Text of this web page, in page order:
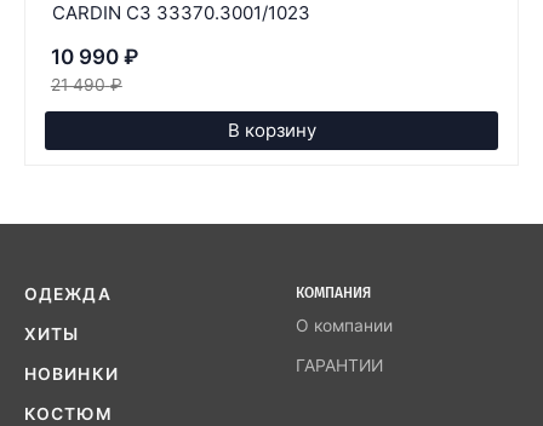
CARDIN C3 33370.3001/1023
10 990 ₽
21 490 ₽
В корзину
ОДЕЖДА
ХИТЫ
НОВИНКИ
КОСТЮМ
КОМПАНИЯ
О компании
ГАРАНТИИ